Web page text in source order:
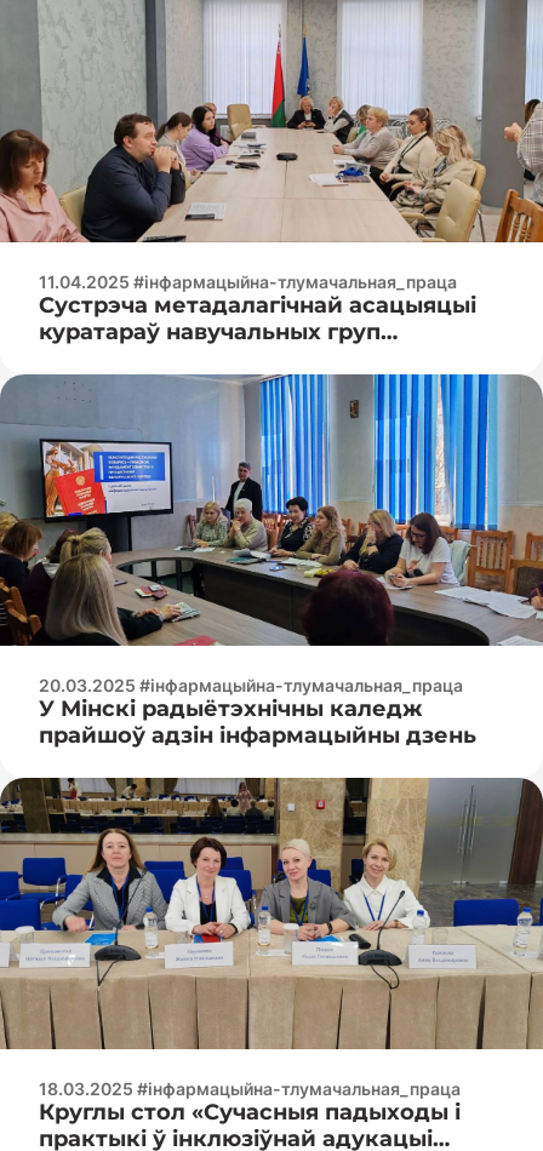
11.04.2025 #інфармацыйна-тлумачальная_праца
Сустрэча метадалагічнай асацыяцыі
куратараў навучальных груп
20.03.2025 #інфармацыйна-тлумачальная_праца
У Мінскі радыётэхнічны каледж
прайшоў адзін інфармацыйны дзень
18.03.2025 #інфармацыйна-тлумачальная_праца
Круглы стол «Сучасныя падыходы і
практыкі ў інклюзіўнай адукацыі